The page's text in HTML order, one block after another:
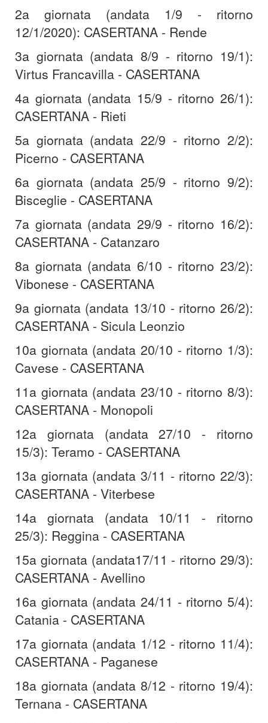
2a giornata (andata 1/9 - ritorno
12/1/2020): CASERTANA - Rende
3a giornata (andata 8/9 - ritorno 19/1):
Virtus Francavilla - CASERTANA
4a giornata (andata 15/9 - ritorno 26/1):
CASERTANA - Rieti
5a giornata (andata 22/9 - ritorno 2/2):
Picerno - CASERTANA
6a giornata (andata 25/9 - ritorno 9/2):
Bisceglie - CASERTANA
7a giornata (andata 29/9 - ritorno 16/2):
CASERTANA - Catanzaro
8a giornata (andata 6/10 - ritorno 23/2):
Vibonese - CASERTANA
9a giornata (andata 13/10 - ritorno 26/2):
CASERTANA - Sicula Leonzio
10a giornata (andata 20/10 - ritorno 1/3):
Cavese - CASERTANA
11a giornata (andata 23/10 - ritorno 8/3):
CASERTANA - Monopoli
12a giornata (andata 27/10 - ritorno
15/3): Teramo - CASERTANA
13a giornata (andata 3/11 - ritorno 22/3):
CASERTANA - Viterbese
14a giornata (andata 10/11 - ritorno
25/3): Reggina - CASERTANA
15a giornata (andata17/11 - ritorno 29/3):
CASERTANA - Avellino
16a giornata (andata 24/11 - ritorno 5/4):
Catania - CASERTANA
17a giornata (andata 1/12 - ritorno 11/4):
CASERTANA - Paganese
18a giornata (andata 8/12 - ritorno 19/4):
Ternana - CASERTANA